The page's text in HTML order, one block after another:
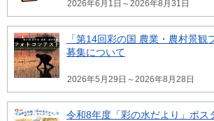
2026年6月1日～2026年8月31日
「第14回彩の国 農業・農村景観
募集について
2026年5月29日～2026年8月28日
令和8年度「彩の水だより」ポス